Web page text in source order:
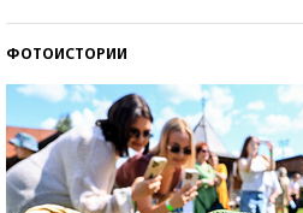
ФОТОИСТОРИИ